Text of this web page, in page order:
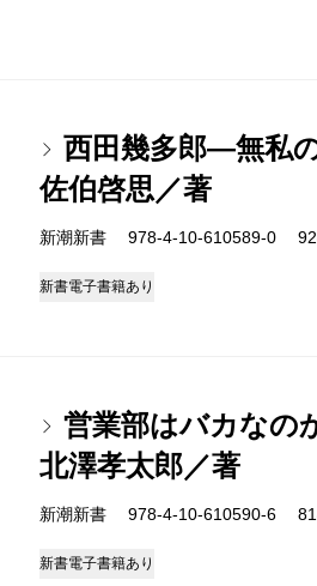
西田幾多郎―無私
佐伯啓思／著
新潮新書 978-4-10-610589-0
新書電子書籍あり
営業部はバカなの
北澤孝太郎／著
新潮新書 978-4-10-610590-6
新書電子書籍あり